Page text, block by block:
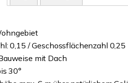
0,15 / Geschossflächenzahl 0,25
mit Dach
30°